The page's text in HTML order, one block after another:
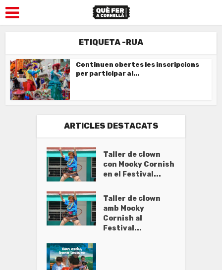
ETIQUETA -RUA
Continuen obertes les inscripcions
per participar al...
ARTICLES DESTACATS
Taller de clown
con Mooky Cornish
en el Festival...
Taller de clown
amb Mooky
Cornish al
Festival...